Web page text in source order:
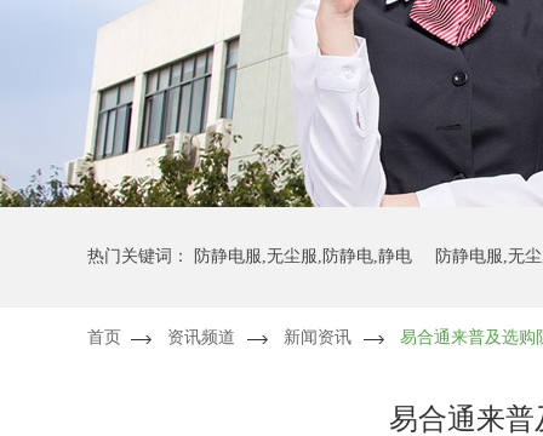
热门关键词： 防静电服,无尘服,防静电,静电 防静电服,无
首页 资讯频道 新闻资讯 易合通来普及选购
易合通来